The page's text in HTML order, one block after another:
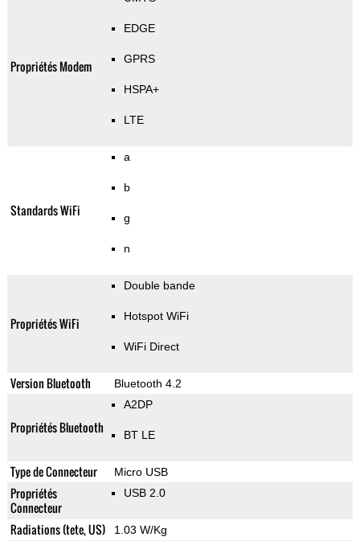
Propriétés Modem
EDGE
GPRS
HSPA+
LTE
Standards WiFi
a
b
g
n
Propriétés WiFi
Double bande
Hotspot WiFi
WiFi Direct
Version Bluetooth Bluetooth 4.2
Propriétés Bluetooth
A2DP
BT LE
Type de Connecteur Micro USB
Propriétés
Connecteur
USB 2.0
Radiations (tete, US) 1.03 W/Kg